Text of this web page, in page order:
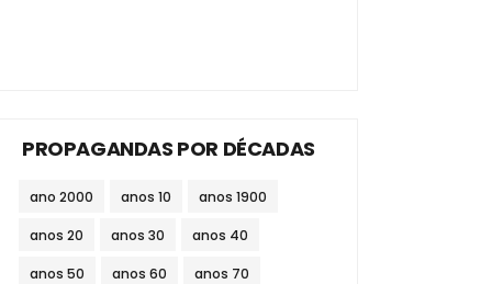
PROPAGANDAS POR DÉCADAS
ano 2000 anos 10 anos 1900
anos 20 anos 30 anos 40
anos 50 anos 60 anos 70